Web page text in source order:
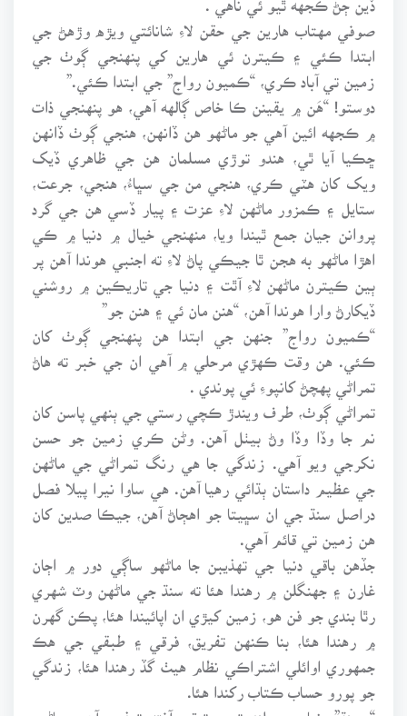
صوفي مهتاب هارين جي حقن لاءِ شانائتي ويڙه وڙهڻ جي
ابتدا ڪئي ۽ ڪيترن ئي هارين کي پنهنجي ڳوٺ جي
زمين تي آباد ڪري، “ڪميون رواج” جي ابتدا ڪئي.”
دوستو! “هَن ۾ يقينن ڪا خاص ڳالهه آهي، هو پنهنجي ذات
۾ ڪجهه ائين آهي جو ماڻهو هن ڏانهن، هنجي ڳوٺ ڏانهن
ڇڪيا آيا ٿي، هندو توڙي مسلمان هن جي ظاهري ڏيک
ويک کان هٽي ڪري، هنجي من جي سڀاءُ، هنجي، جرعت،
ستايل ۽ ڪمزور ماڻهن لاءِ عزت ۽ پيار ڏسي هن جي گرد
پروانن جيان جمع ٿيندا ويا، منهنجي خيال ۾ دنيا ۾ ڪي
اهڙا ماڻهو به هجن ٿا جيڪي پاڻ لاءِ ته اجنبي هوندا آهن پر
ٻين ڪيترن ماڻهن لاءِ آٿت ۽ دنيا جي تاريڪين ۾ روشني
ڏيکارڻ وارا هوندا آهن، “هنن مان ئي ۽ هنن جو”
“ڪميون رواج” جنهن جي ابتدا هن پنهنجي ڳوٺ کان
ڪئي. هن وقت ڪهڙي مرحلي ۾ آهي ان جي خبر ته هاڻ
تمراڻي پهچڻ کانپوءِ ئي پوندي .
تمراڻي ڳوٺ، طرف ويندڙ ڪچي رستي جي ٻنهي پاسن کان
نم جا وڏا وڏا وڻ بيٺل آهن. وڻن ڪري زمين جو حسن
نکرجي ويو آهي. زندگي جا هي رنگ تمراڻي جي ماڻهن
جي عظيم داستان ٻڌائي رهيا آهن. هي ساوا نيرا پيلا فصل
دراصل سنڌ جي ان سڀيتا جو اهڄاڻ آهن، جيڪا صدين کان
هن زمين تي قائم آهي.
جڏهن باقي دنيا جي تهذيبن جا ماڻهو ساڳي دور ۾ اڄان
غارن ۽ جهنگلن ۾ رهندا هئا ته سنڌ جي ماڻهن وٽ شهري
رٿا بندي جو فن هو، زمين کيڙي ان اپائيندا هئا، پڪن گهرن
۾ رهندا هئا، بنا ڪنهن تفريق، فرقي ۽ طبقي جي هڪ
جمهوري اوائلي اشتراڪي نظام هيٺ گڏ رهندا هئا، زندگي
جو پورو حساب ڪتاب رکندا هئا.
“ سنڌ” دنيا جي بلند ترين ترقي آفته تهذيب آهي، ماڻهو